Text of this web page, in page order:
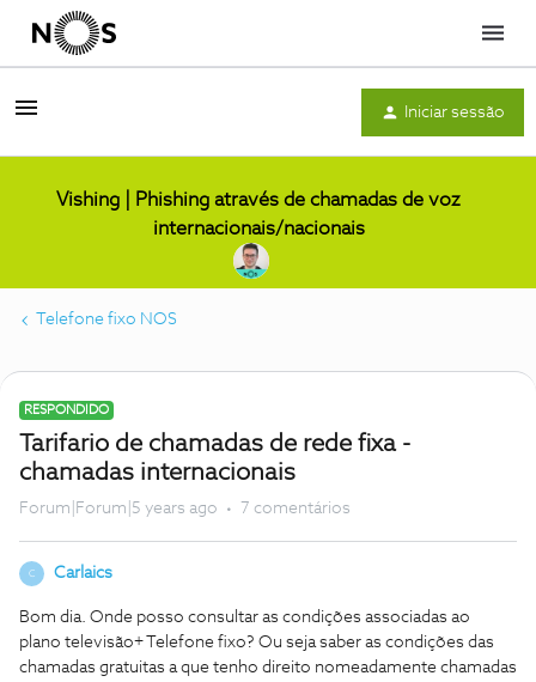
Menu
Iniciar sessão
Vishing | Phishing através de chamadas de voz
internacionais/nacionais
Telefone fixo NOS
RESPONDIDO
Tarifario de chamadas de rede fixa -
chamadas internacionais
Forum|Forum|5 years ago 7 comentários
C Carlaics
Bom dia. Onde posso consultar as condições associadas ao
plano televisão+ Telefone fixo? Ou seja saber as condições das
chamadas gratuitas a que tenho direito nomeadamente chamadas